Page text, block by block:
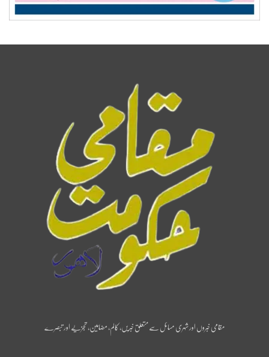
مقامی خبروں اور شہری مسائل سے متعلق خبریں، کالم، مضامین، تجزیے اور تبصرے